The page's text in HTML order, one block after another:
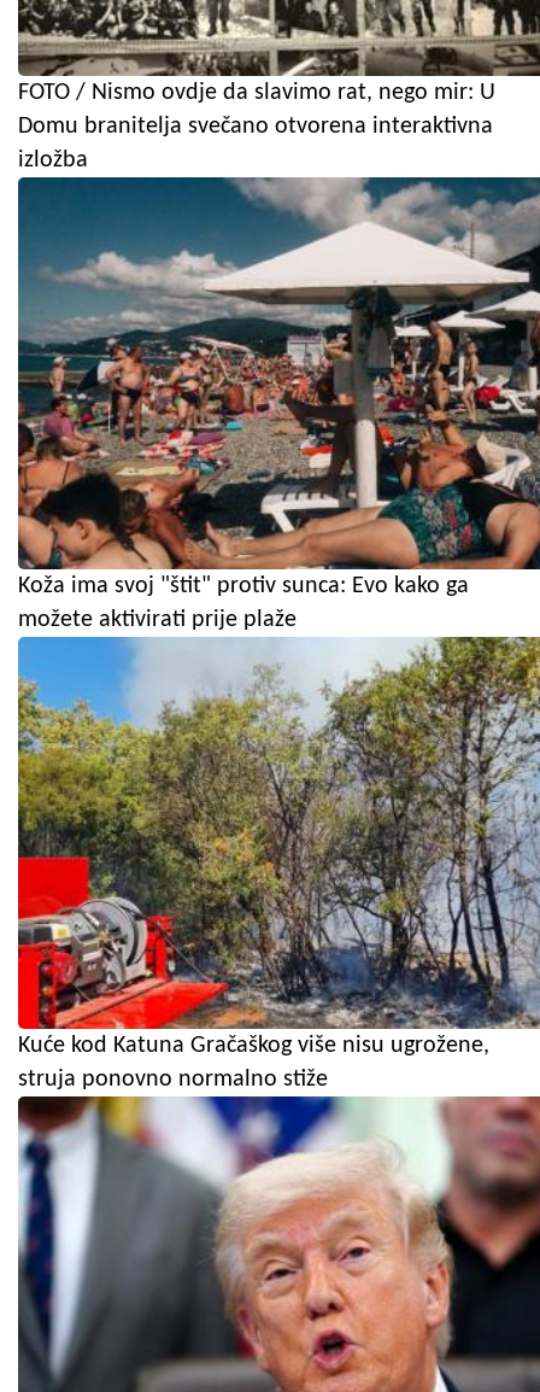
FOTO / Nismo ovdje da slavimo rat, nego mir: U
Domu branitelja svečano otvorena interaktivna
izložba
Koža ima svoj "štit" protiv sunca: Evo kako ga
možete aktivirati prije plaže
Kuće kod Katuna Gračaškog više nisu ugrožene,
struja ponovno normalno stiže